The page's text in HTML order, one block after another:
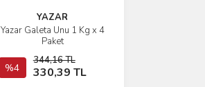
YAZAR
Yazar Galeta Unu 1 Kg x 4
Paket
%4
344,16 TL
330,39 TL
İncele
Sepete Ekle